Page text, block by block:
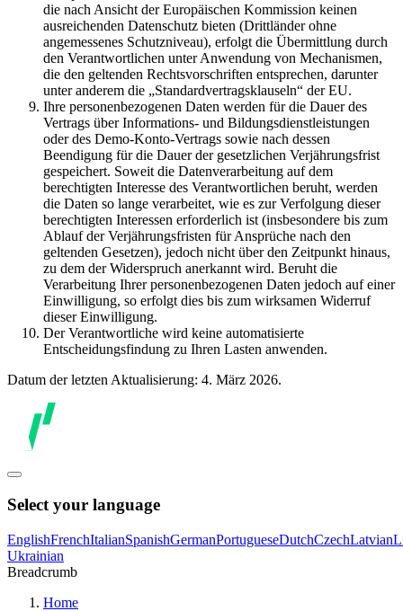
die nach Ansicht der Europäischen Kommission keinen
ausreichenden Datenschutz bieten (Drittländer ohne
angemessenes Schutzniveau), erfolgt die Übermittlung durch
den Verantwortlichen unter Anwendung von Mechanismen,
die den geltenden Rechtsvorschriften entsprechen, darunter
unter anderem die „Standardvertragsklauseln“ der EU.
Ihre personenbezogenen Daten werden für die Dauer des
Vertrags über Informations- und Bildungsdienstleistungen
oder des Demo-Konto-Vertrags sowie nach dessen
Beendigung für die Dauer der gesetzlichen Verjährungsfrist
gespeichert. Soweit die Datenverarbeitung auf dem
berechtigten Interesse des Verantwortlichen beruht, werden
die Daten so lange verarbeitet, wie es zur Verfolgung dieser
berechtigten Interessen erforderlich ist (insbesondere bis zum
Ablauf der Verjährungsfristen für Ansprüche nach den
geltenden Gesetzen), jedoch nicht über den Zeitpunkt hinaus,
zu dem der Widerspruch anerkannt wird. Beruht die
Verarbeitung Ihrer personenbezogenen Daten jedoch auf einer
Einwilligung, so erfolgt dies bis zum wirksamen Widerruf
dieser Einwilligung.
Der Verantwortliche wird keine automatisierte
Entscheidungsfindung zu Ihren Lasten anwenden.
Datum der letzten Aktualisierung: 4. März 2026.
Select your language
EnglishFrenchItalianSpanishGermanPortugueseDutchCzechLatvian
Ukrainian
Breadcrumb
Home